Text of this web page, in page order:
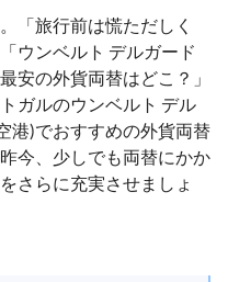
「旅行前は慌ただしく
ウンベルト デルガード
安の外貨両替はどこ？」
ガルのウンベルト デル
港)でおすすめの外貨両替
今、少しでも両替にかか
さらに充実させましょ